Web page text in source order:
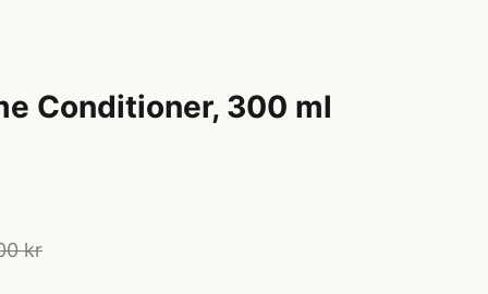
Conditioner, 300 ml
kr